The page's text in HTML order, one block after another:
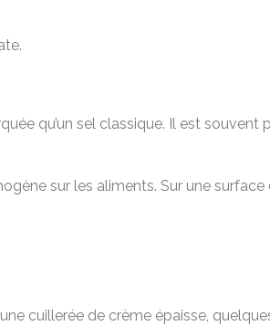
qu’un sel classique. Il est souvent
sur les aliments. Sur une
cuillerée de crème épaisse,